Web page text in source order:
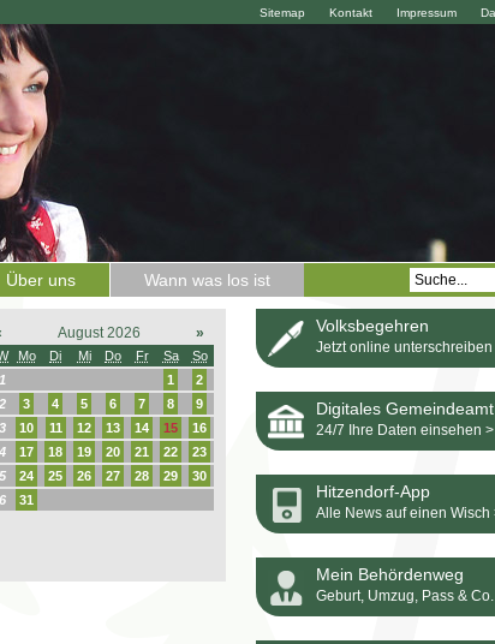
Impressum
Kontakt
Sitemap
Über uns Wann was los ist
August 2026 »
Mo Di Mi Do Fr Sa
So
1
2
3 4 5 6 7 8
9
10 11 12 13 14 15
16
17 18 19 20 21 22
23
24 25 26 27 28 29
30
31
Volksbegehren
Jetzt online unterschreiben
Digitales Gemeindeamt
24/7 Ihre Daten einsehen >
Hitzendorf-App
Alle News auf einen Wisch
Mein Behördenweg
Geburt, Umzug, Pass &